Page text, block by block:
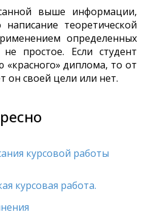
выше информации,
теоретической
определенных
простое. Если студент
«красного» диплома, то от
он своей цели или нет.
курсовой работы
курсовая работа.